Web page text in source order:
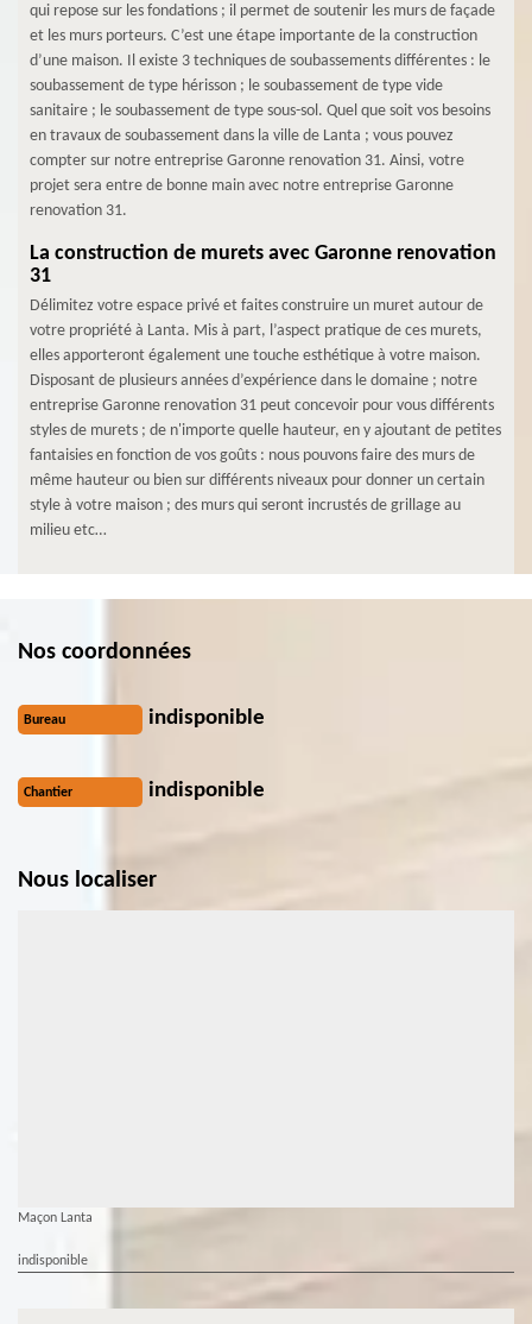
qui repose sur les fondations ; il permet de soutenir les murs de façade
et les murs porteurs. C’est une étape importante de la construction
d’une maison. Il existe 3 techniques de soubassements différentes : le
soubassement de type hérisson ; le soubassement de type vide
sanitaire ; le soubassement de type sous-sol. Quel que soit vos besoins
en travaux de soubassement dans la ville de Lanta ; vous pouvez
compter sur notre entreprise Garonne renovation 31. Ainsi, votre
projet sera entre de bonne main avec notre entreprise Garonne
renovation 31.
La construction de murets avec Garonne renovation
31
Délimitez votre espace privé et faites construire un muret autour de
votre propriété à Lanta. Mis à part, l’aspect pratique de ces murets,
elles apporteront également une touche esthétique à votre maison.
Disposant de plusieurs années d’expérience dans le domaine ; notre
entreprise Garonne renovation 31 peut concevoir pour vous différents
styles de murets ; de n'importe quelle hauteur, en y ajoutant de petites
fantaisies en fonction de vos goûts : nous pouvons faire des murs de
même hauteur ou bien sur différents niveaux pour donner un certain
style à votre maison ; des murs qui seront incrustés de grillage au
milieu etc…
Nos coordonnées
Bureau indisponible
Chantier indisponible
Nous localiser
Maçon Lanta
indisponible